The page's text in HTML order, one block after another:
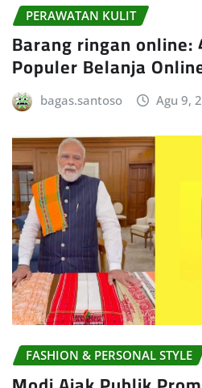
PERAWATAN KULIT
Barang ringan online:
Populer Belanja
bagas.santoso Agu 9,
FASHION & PERSONAL STYLE